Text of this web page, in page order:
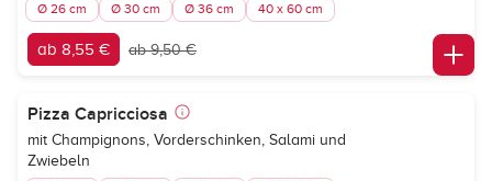
Ø 26 cm Ø 30 cm Ø 36 cm 40 x 60 cm
ab 8,55 € ab 9,50 €
Pizza Capricciosa
mit Champignons, Vorderschinken, Salami und
Zwiebeln